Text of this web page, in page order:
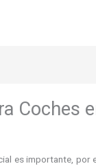
Coches
es importante, por